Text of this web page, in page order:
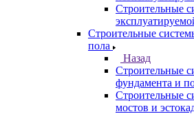
Строительные
Строительные
пола
Назад
Строительные
фундамента и
Строительные
мостов и